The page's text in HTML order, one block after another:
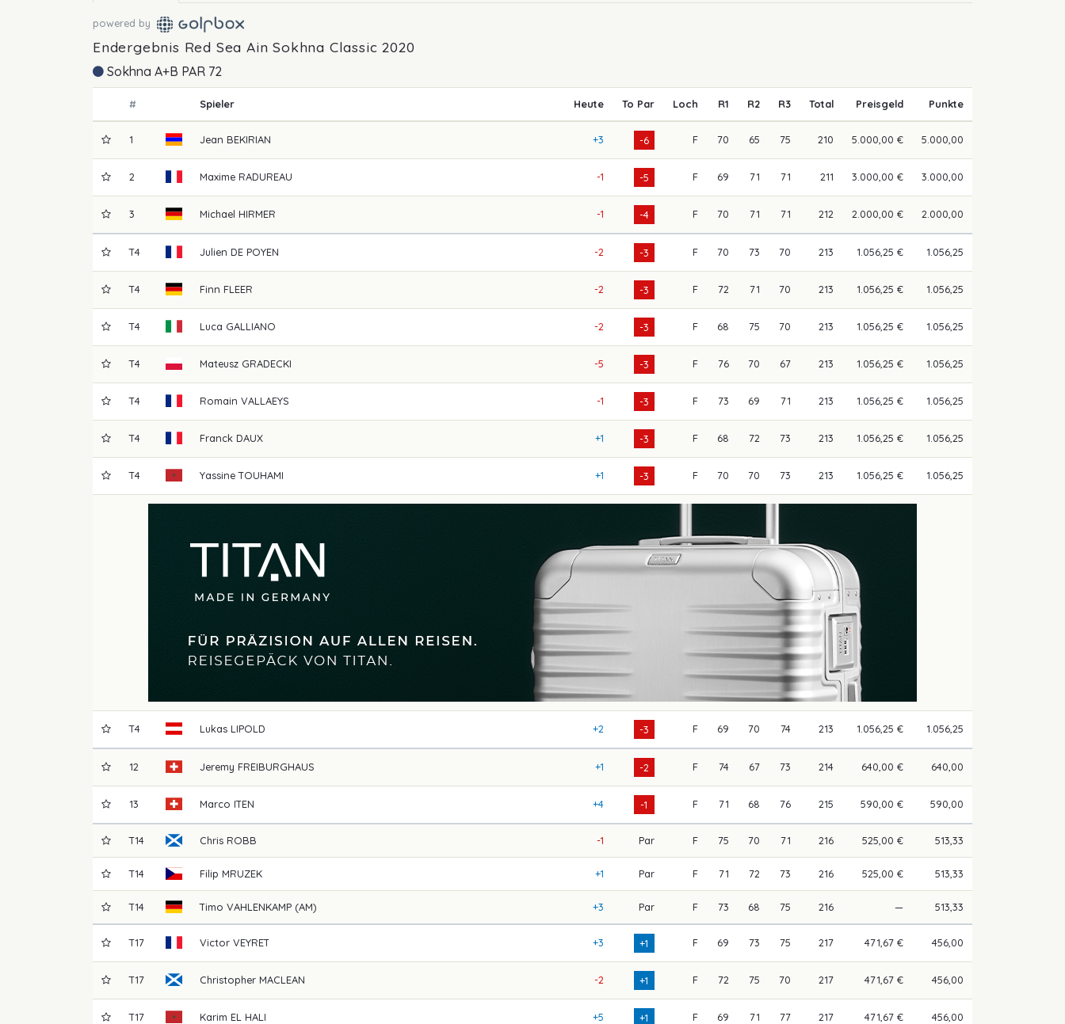
powered by
Endergebnis Red Sea Ain Sokhna Classic 2020
Sokhna A+B PAR 72
# Spieler Heute To Par Loch R1 R2 R3 Total Preisgeld Punkte
1 Jean BEKIRIAN +3 -6 F 70 65 75 210 5.000,00 € 5.000,00
2 Maxime RADUREAU -1 -5 F 69 71 71 211 3.000,00 € 3.000,00
3 Michael HIRMER -1 -4 F 70 71 71 212 2.000,00 € 2.000,00
T4 Julien DE POYEN -2 -3 F 70 73 70 213 1.056,25 € 1.056,25
T4 Finn FLEER -2 -3 F 72 71 70 213 1.056,25 € 1.056,25
T4 Luca GALLIANO -2 -3 F 68 75 70 213 1.056,25 € 1.056,25
T4 Mateusz GRADECKI -5 -3 F 76 70 67 213 1.056,25 € 1.056,25
T4 Romain VALLAEYS -1 -3 F 73 69 71 213 1.056,25 € 1.056,25
T4 Franck DAUX +1 -3 F 68 72 73 213 1.056,25 € 1.056,25
T4 Yassine TOUHAMI +1 -3 F 70 70 73 213 1.056,25 € 1.056,25
T4 Lukas LIPOLD +2 -3 F 69 70 74 213 1.056,25 € 1.056,25
12 Jeremy FREIBURGHAUS +1 -2 F 74 67 73 214 640,00 € 640,00
13 Marco ITEN +4 -1 F 71 68 76 215 590,00 € 590,00
T14 Chris ROBB -1 Par F 75 70 71 216 525,00 € 513,33
T14 Filip MRUZEK +1 Par F 71 72 73 216 525,00 € 513,33
T14 Timo VAHLENKAMP (AM) +3 Par F 73 68 75 216 — 513,33
T17 VictorVEYRET +3 +1 F 69 73 75 217 471,67 € 456,00
T17 Christopher MACLEAN -2 +1 F 72 75 70 217 471,67 € 456,00
T17 Karim EL HALI +5 +1 F 69 71 77 217 471,67 € 456,00